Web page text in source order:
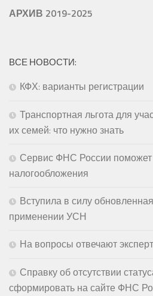
АРХИВ 2019-2025
ВСЕ НОВОСТИ:
КФХ: варианты регистрации
Транспортная льгота для
их семей: что нужно знать
Сервис ФНС России поможет
налогообложения
Вступила в силу
применении УСН
На вопросы отвечают
Справку об отсутствии
сформировать на сайте ФНС